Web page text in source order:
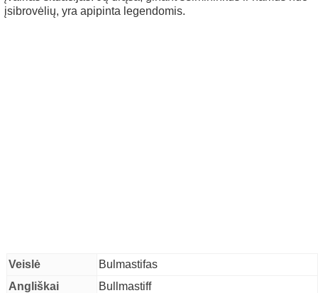
įsibrovėlių, yra apipinta legendomis.
Veislė
Bulmastifas
Angliškai
Bullmastiff